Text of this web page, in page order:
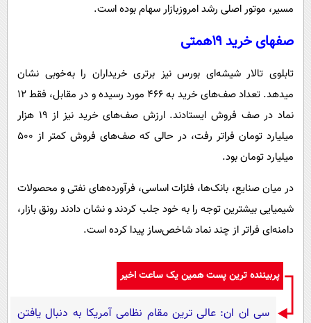
مسیر، موتور اصلی رشد امروزبازار سهام بوده است.
صفهای خرید ۱۹همتی
تابلوی تالار شیشه‌ای بورس نیز برتری خریداران را به‌خوبی نشان
میدهد. تعداد صف‌های خرید به ۴۶۶ مورد رسیده و در مقابل، فقط ۱۲
نماد در صف فروش ایستادند. ارزش صف‌های خرید نیز از 19 هزار
میلیارد تومان فراتر رفت، در حالی که صف‌های فروش کمتر از ۵۰۰
میلیارد تومان بود.
در میان صنایع، بانک‌ها، فلزات اساسی، فرآورده‌های نفتی و محصولات
شیمیایی بیشترین توجه را به خود جلب کردند و نشان دادند رونق بازار،
دامنه‌ای فراتر از چند نماد شاخص‌ساز پیدا کرده است.
پربیننده ترین پست همین یک ساعت اخیر
سی ان ان: عالی ترین مقام نظامی آمریکا به دنبال یافتن